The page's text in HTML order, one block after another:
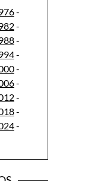
-
-
-
-
-
-
-
-
-